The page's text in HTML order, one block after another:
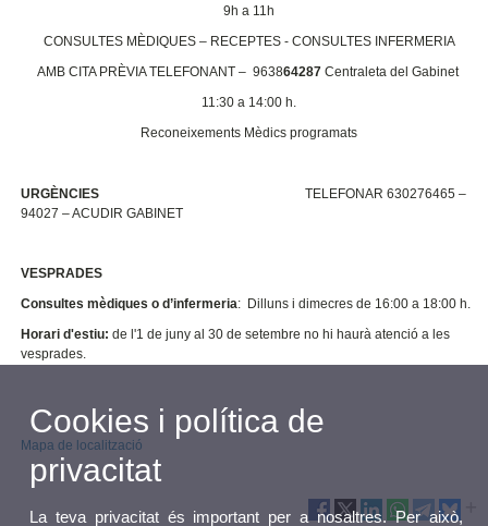
9h a 11h
CONSULTES MÈDIQUES – RECEPTES - CONSULTES INFERMERIA
AMB CITA PRÈVIA TELEFONANT – 963864287 Centraleta del Gabinet
11:30 a 14:00 h.
Reconeixements Mèdics programats
URGÈNCIESTELEFONAR 630276465 –
94027 – ACUDIR GABINET
VESPRADES
Consultes mèdiques o d’infermeria: Dilluns i dimecres de 16:00 a 18:00 h.
Horari d'estiu:de l'1 de juny al 30 de setembre no hi haurà atenció a les
vesprades.
Mapa de localització
Cookies i política de
privacitat
La teva privacitat és important per a nosaltres. Per això,